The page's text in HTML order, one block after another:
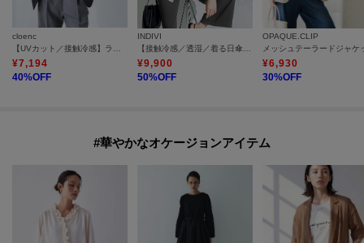
cloenc
¥7,194
40%OFF
INDIVI
¥9,900
50%OFF
OPAQUE.CLIP
¥6,930
30%OFF
#華やかなオケージョンアイテム